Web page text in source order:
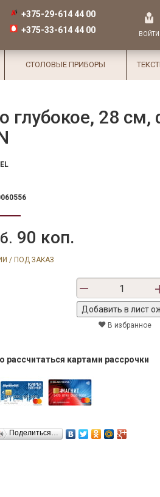
+375-29-614 44 00
+375-33-614 44 00
ВОЙТИ
СТОЛОВЫЕ ПРИБОРЫ
глубокое, 28 см,
90 коп.
/ ПОД ЗАКАЗ
В избранное
рассчитаться картами рассрочки
Поделиться…